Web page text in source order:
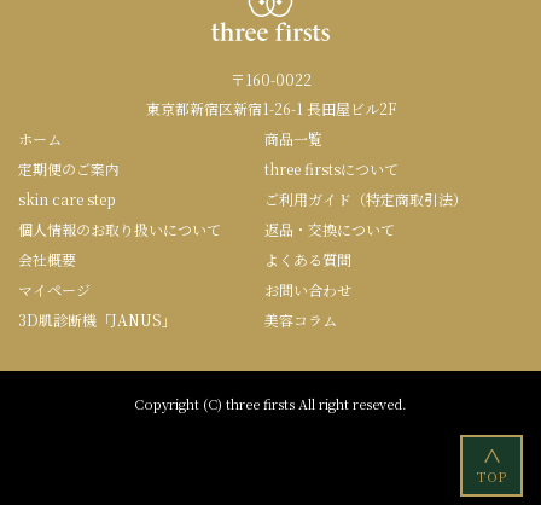
〒160-0022
東京都新宿区新宿1-26-1 長田屋ビル2F
ホーム
商品一覧
定期便のご案内
three firstsについて
skin care step
ご利用ガイド（特定商取引法）
個人情報のお取り扱いについて
返品・交換について
会社概要
よくある質問
マイページ
お問い合わせ
3D肌診断機「JANUS」
美容コラム
Copyright (C) three firsts All right reseved.
<
TOP